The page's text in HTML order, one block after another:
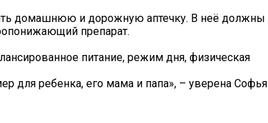
домашнюю и дорожную аптечку. В неё должны
препарат.
питание, режим дня, физическая
для ребенка, его мама и папа», – уверена Софья